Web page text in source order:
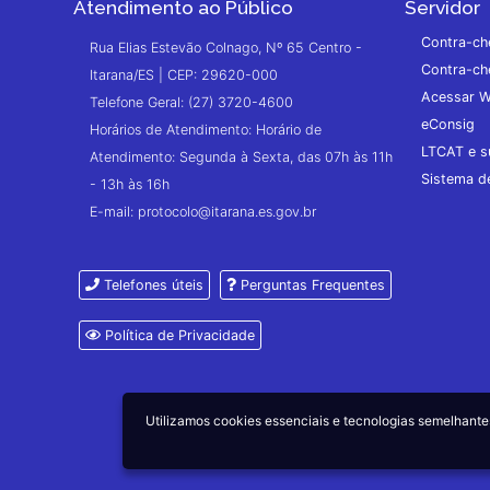
Atendimento ao Público
Rua Elias Estevão Colnago, Nº 65 Centro -
Itarana/ES | CEP: 29620-000
Telefone Geral: (27) 3720-4600
Horários de Atendimento: Horário de
Atendimento: Segunda à Sexta, das 07h às 11h
- 13h às 16h
E-mail: protocolo@itarana.es.gov.br
Telefones úteis Perguntas Frequentes
Política de Privacidade
Servidor
Contra-
Contra-
Acessar
eConsig
LTCAT e
Sistema
Utilizamos cookies essenciais e tecnologias